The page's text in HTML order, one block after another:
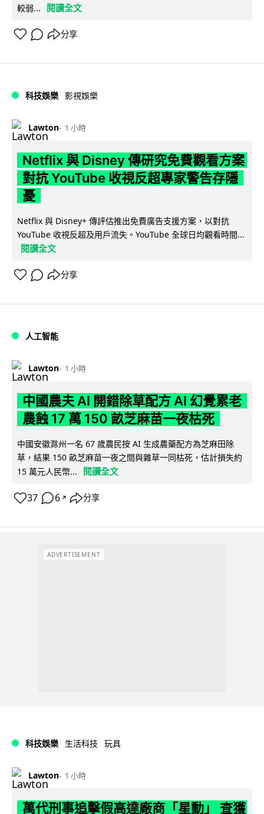
較弱...
閱讀全文
分享
科技娛樂 影視娛樂
Lawton 1 小時
Netflix 與 Disney 傳研究免費觀看方案
對抗 YouTube 收視反超專家警告存隱
憂
Netflix 與 Disney+ 傳評估推出免費廣告支援方案，以對抗
YouTube 收視反超及用戶流失。YouTube 全球日均觀看時間...
閱讀全文
分享
人工智能
Lawton 1 小時
中國農夫 AI 開錯除草配方 AI 幻覺累老
農蝕 17 萬 150 畝芝麻苗一夜枯死
中國安徽滁州一名 67 歲農民按 AI 生成農藥配方為芝麻田除
草，結果 150 畝芝麻苗一夜之間與雜草一同枯死，估計損失約
15 萬元人民幣...
閱讀全文
37 6 ↗ 分享
ADVERTISEMENT
科技娛樂 生活科技 玩具
Lawton 1 小時
萬代刑事追擊假高達廠商「星動」 查獲